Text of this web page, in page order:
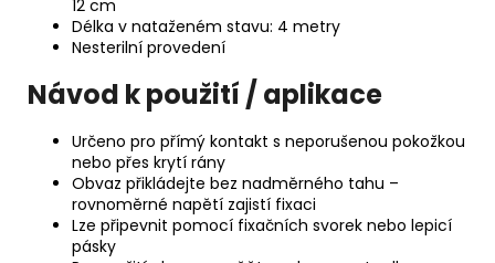
12 cm
Délka v nataženém stavu: 4 metry
Nesterilní provedení
Návod k použití / aplikace
Určeno pro přímý kontakt s neporušenou pokožkou
nebo přes krytí rány
Obvaz přikládejte bez nadměrného tahu –
rovnoměrné napětí zajistí fixaci
Lze připevnit pomocí fixačních svorek nebo lepicí
pásky